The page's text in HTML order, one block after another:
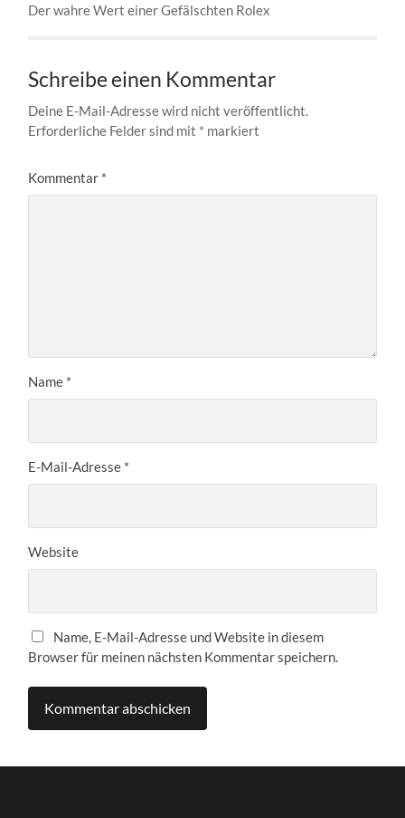
Der wahre Wert einer Gefälschten Rolex
Schreibe einen Kommentar
Deine E-Mail-Adresse wird nicht veröffentlicht.
Erforderliche Felder sind mit * markiert
Kommentar *
Name *
E-Mail-Adresse *
Website
Name, E-Mail-Adresse und Website in diesem
Browser für meinen nächsten Kommentar speichern.